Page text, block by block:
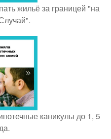
жильё за границей "на
каникулы до 1, 5